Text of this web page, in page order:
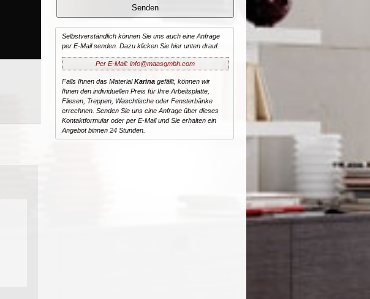
Selbstverständlich können Sie uns auch eine Anfrage
per E-Mail senden. Dazu klicken Sie hier unten drauf.
Per E-Mail: info@maasgmbh.com
Falls Ihnen das MaterialKarinagefällt, können wir
Ihnen den individuellen Preis für Ihre Arbeitsplatte,
Fliesen, Treppen, Waschtische oder Fensterbänke
errechnen. Senden Sie uns eine Anfrage über dieses
Kontaktformular oder per E-Mail und Sie erhalten ein
Angebot binnen 24 Stunden.